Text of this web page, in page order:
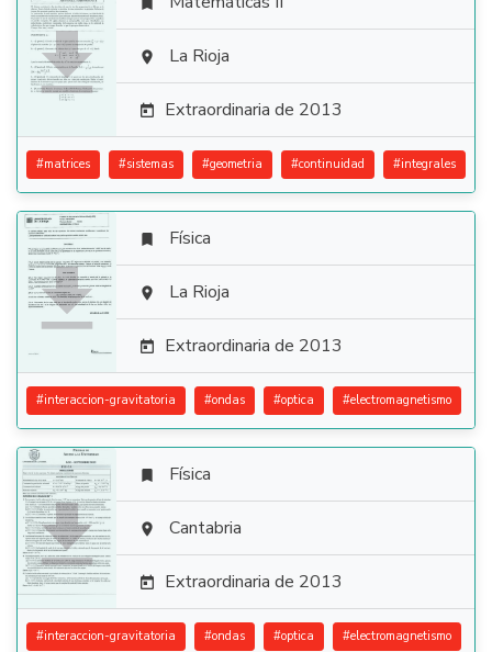
  La Rioja
 Extraordinaria de 2013
#matrices #sistemas #geometria #continuidad #integrales

 Física
 La Rioja
 Extraordinaria de 2013
#interaccion-gravitatoria #ondas #optica #electromagnetismo

 Física
 Cantabria
 Extraordinaria de 2013
#interaccion-gravitatoria #ondas #optica #electromagnetismo